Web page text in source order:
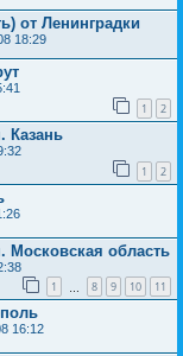
от Ленинградки
18:29
1 2
Казань
1 2
Московская область
1 8 9 10 11
16:12